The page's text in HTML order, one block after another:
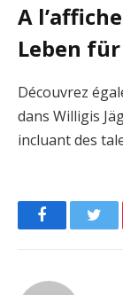
A
Leben
Découvrez
dans Willigis
incluant des
Facebook